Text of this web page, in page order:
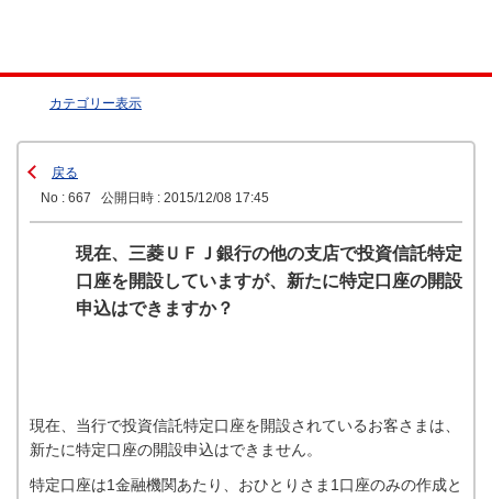
カテゴリー表示
戻る
No : 667
公開日時 : 2015/12/08 17:45
現在、三菱ＵＦＪ銀行の他の支店で投資信託特定
口座を開設していますが、新たに特定口座の開設
申込はできますか？
現在、当行で投資信託特定口座を開設されているお客さまは、
新たに特定口座の開設申込はできません。
特定口座は1金融機関あたり、おひとりさま1口座のみの作成と